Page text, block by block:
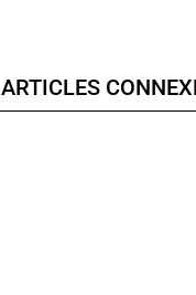
ARTICLES